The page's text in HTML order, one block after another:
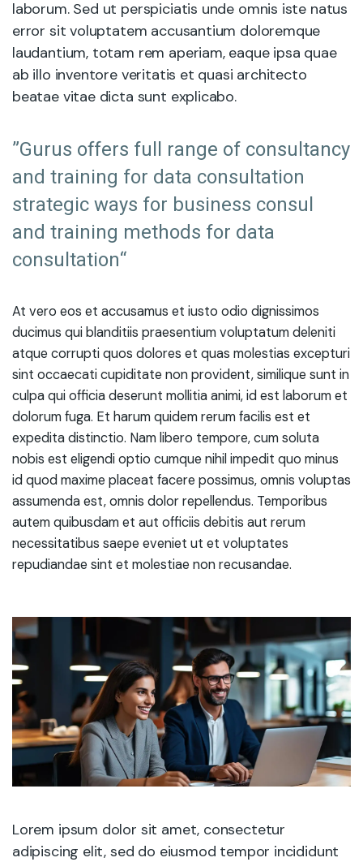
laborum. Sed ut perspiciatis unde omnis iste natus
error sit voluptatem accusantium doloremque
laudantium, totam rem aperiam, eaque ipsa quae
ab illo inventore veritatis et quasi architecto
beatae vitae dicta sunt explicabo.
”Gurus offers full range of consultancy
and training for data consultation
strategic ways for business consul
and training methods for data
consultation“
At vero eos et accusamus et iusto odio dignissimos
ducimus qui blanditiis praesentium voluptatum deleniti
atque corrupti quos dolores et quas molestias excepturi
sint occaecati cupiditate non provident, similique sunt in
culpa qui officia deserunt mollitia animi, id est laborum et
dolorum fuga. Et harum quidem rerum facilis est et
expedita distinctio. Nam libero tempore, cum soluta
nobis est eligendi optio cumque nihil impedit quo minus
id quod maxime placeat facere possimus, omnis voluptas
assumenda est, omnis dolor repellendus. Temporibus
autem quibusdam et aut officiis debitis aut rerum
necessitatibus saepe eveniet ut et voluptates
repudiandae sint et molestiae non recusandae.
Lorem ipsum dolor sit amet, consectetur
adipiscing elit, sed do eiusmod tempor incididunt